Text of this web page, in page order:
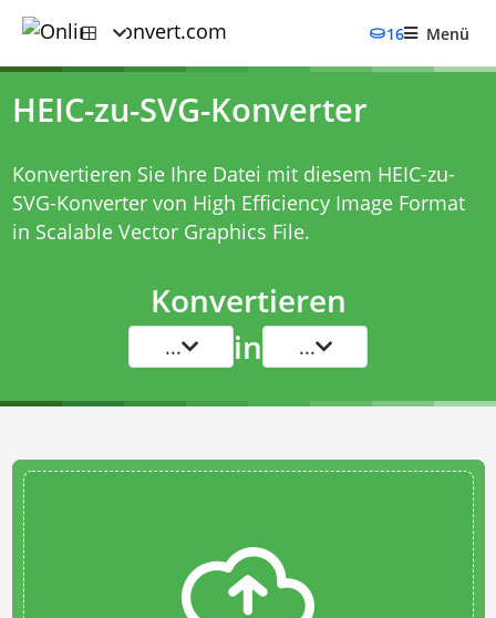
16 Menü
HEIC-zu-SVG-Konverter
Konvertieren Sie Ihre Datei mit diesem HEIC-zu-
SVG-Konvertervon High Efficiency Image Format
in Scalable Vector Graphics File.
Konvertieren
... in ...